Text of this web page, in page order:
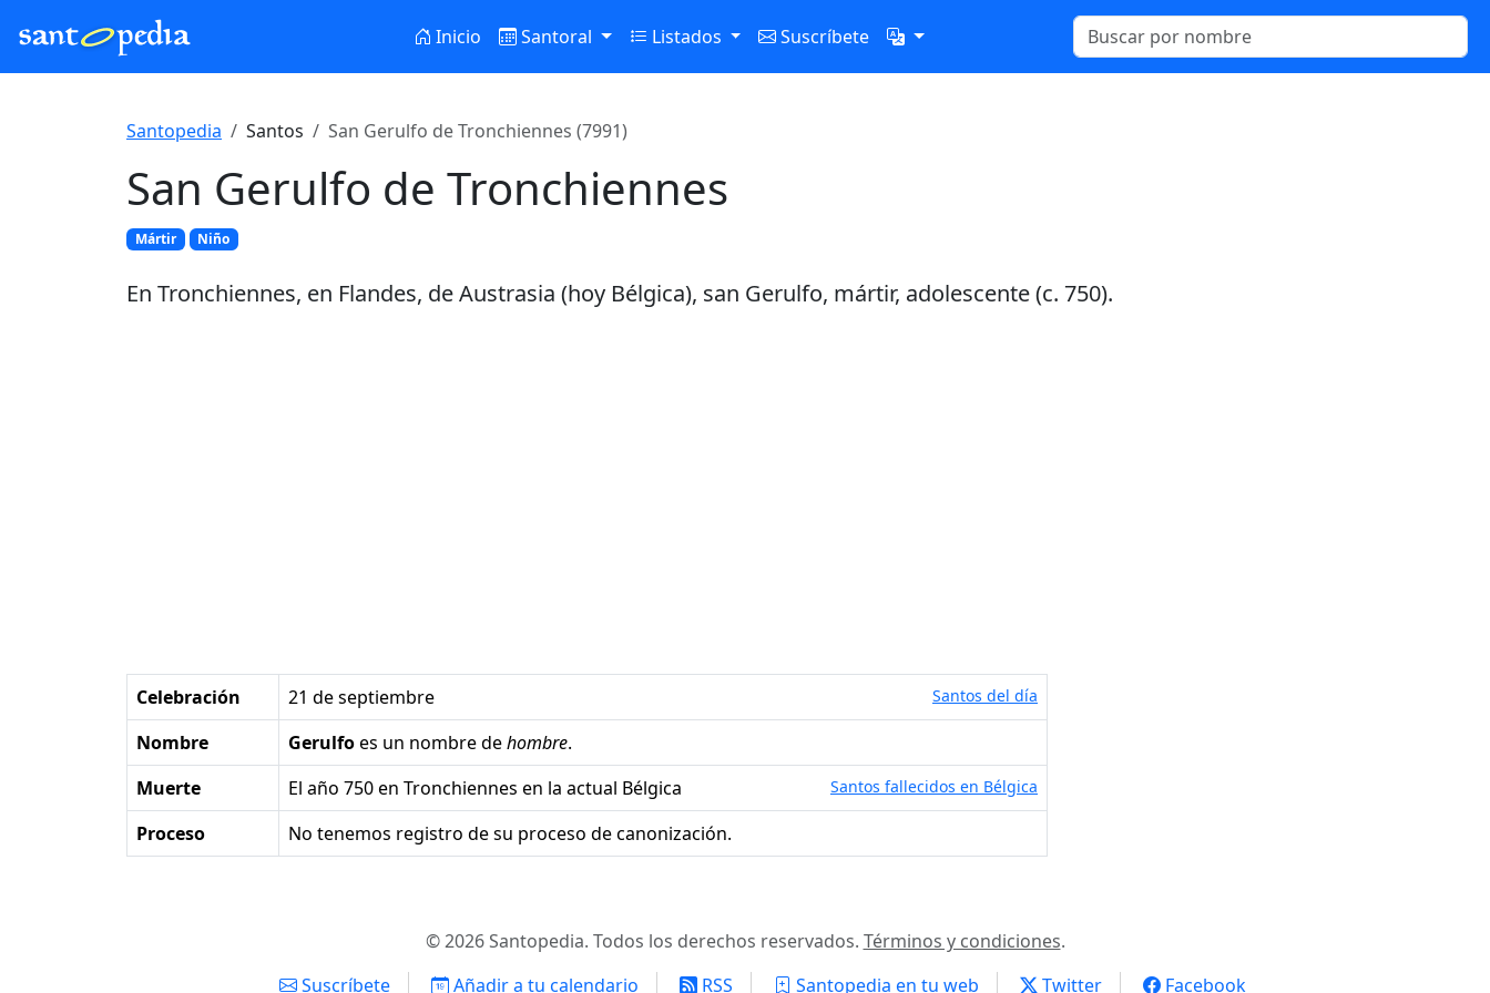
Inicio Santoral Listados Suscríbete
Santopedia Santos San Gerulfo de Tronchiennes (7991)
San Gerulfo de Tronchiennes
Mártir Niño
En Tronchiennes, en Flandes, de Austrasia (hoy Bélgica), san Gerulfo, mártir, adolescente (c. 750).
Celebración 21 de septiembre Santos del día
Nombre Gerulfoes un nombre dehombre.
Muerte
el año 750 en Tronchiennes en la actual Bélgica Santos fallecidos en Bélgica
Proceso No tenemos registro de su proceso de canonización.
© 2026 Santopedia. Todos los derechos reservados. Términos y condiciones.
Suscríbete
Añadir a tu calendario RSS Santopedia en tu web Twitter Facebook